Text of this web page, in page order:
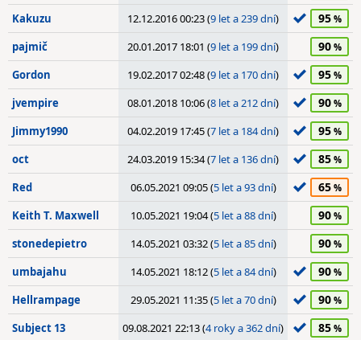
Kakuzu 12.12.2016 00:23 (9 let a 239 dní) 95
pajmič 20.01.2017 18:01 (9 let a 199 dní) 90
Gordon 19.02.2017 02:48 (9 let a 170 dní) 95
jvempire 08.01.2018 10:06 (8 let a 212 dní) 90
Jimmy1990 04.02.2019 17:45 (7 let a 184 dní) 95
oct 24.03.2019 15:34 (7 let a 136 dní) 85
Red 06.05.2021 09:05 (5 let a 93 dní) 65
Keith T. Maxwell 10.05.2021 19:04 (5 let a 88 dní) 90
stonedepietro 14.05.2021 03:32 (5 let a 85 dní) 90
umbajahu 14.05.2021 18:12 (5 let a 84 dní) 90
Hellrampage 29.05.2021 11:35 (5 let a 70 dní) 90
Subject 13 09.08.2021 22:13 (4 roky a 362 dní) 85